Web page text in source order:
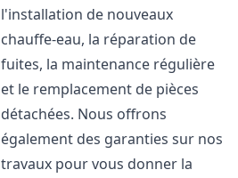
l'installation de nouveaux
chauffe-eau, la réparation de
fuites, la maintenance régulière
et le remplacement de pièces
détachées. Nous offrons
également des garanties sur nos
travaux pour vous donner la